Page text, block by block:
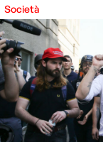
Società